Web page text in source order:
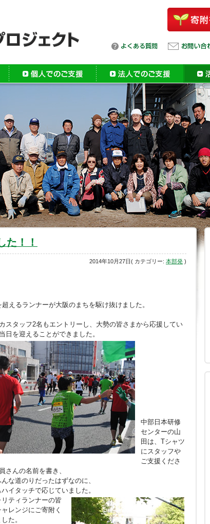
た！！
2014年10月27日( カテゴリー: 本部発 )
えるランナーが大阪のまちを駆け抜けました。
スタッフ2名もエントリーし、大勢の皆さまから応援してい
日を迎えることができました。
中部日本研修
センターの山
田は、Tシャツ
にスタッフや
ご支援くださ
さんの名前を書き、
な道のりだったはずなのに、
イタッチで応じていました。
ティランナーの皆
レンジにご寄附く
た。